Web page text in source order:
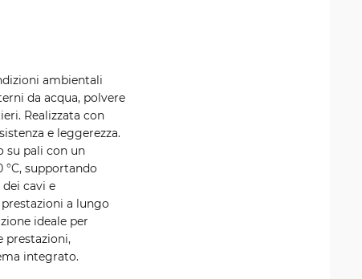
ambientali
da acqua, polvere
Realizzata con
e leggerezza.
su pali con un
supportando
cavi e
a lungo
ideale per
prestazioni,
integrato.